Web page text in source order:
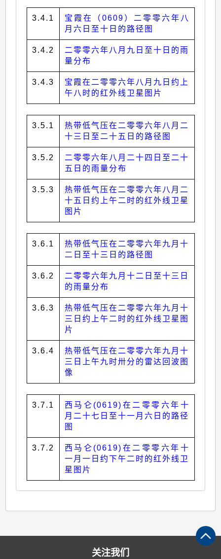
3.4.1
宝霞在（0609）二零零六年八
月六日至十日的路径图
3.4.2
二零零六年八月九日至十日的雨
量分布
3.4.3
宝霞在二零零六年八月九日约上
午八时的红外线卫星图片
3.5.1
热带低气压在二零零六年八月二
十三日至二十五日的路径图
3.5.2
二零零六年八月二十四日至二十
五日的雨量分布
3.5.3
热带低气压在二零零六年八月二
十五日约上午二时的红外线卫星
图片
3.6.1
热带低气压在二零零六年九月十
二日至十三日的路径图
3.6.2
二零零六年九月十二日至十三日
的雨量分布
3.6.3
热带低气压在二零零六年九月十
三日约上午二时的红外线卫星图
片
3.6.4
热带低气压在二零零六年九月十
三日上午九时卅分的雷达回波图
像
3.7.1
西马仑(0619)在二零零六年十
月二十七日至十一月六日的路径
图
3.7.2
西马仑(0619)在二零零六年十
一月一日约下午二时的红外线卫
星图片
关注我们